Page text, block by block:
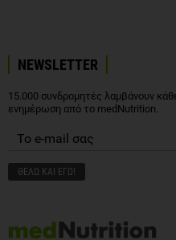
NEWSLETTER
15.000 συνδρομητές λαμβάνουν
ενημέρωση από το medNutrition.